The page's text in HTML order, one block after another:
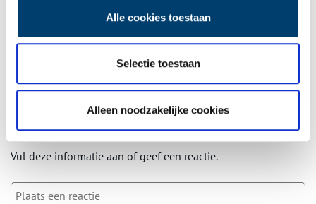
Alle cookies toestaan
Selectie toestaan
Alleen noodzakelijke cookies
Aanvullingen
Vul deze informatie aan of geef een reactie.